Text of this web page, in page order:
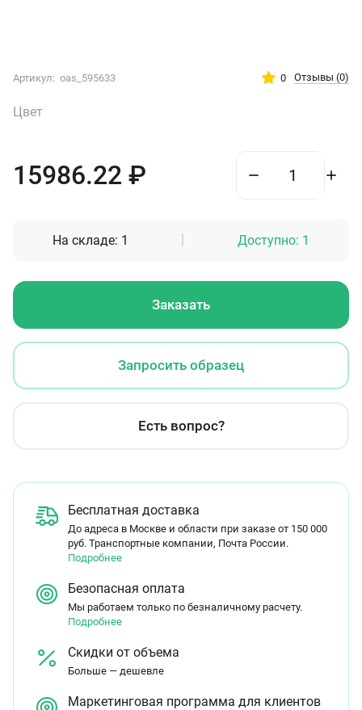
Артикул: oas_595633 0 Отзывы (0)
Цвет
15986.22 ₽
На складе: 1 Доступно: 1
Заказать
Запросить образец
Есть вопрос?
Бесплатная доставка
До адреса в Москве и области при заказе от 150 000
руб. Транспортные компании, Почта России.
Подробнее
Безопасная оплата
Мы работаем только по безналичному расчету.
Подробнее
Скидки от объема
Больше — дешевле
Маркетинговая программа для клиентов